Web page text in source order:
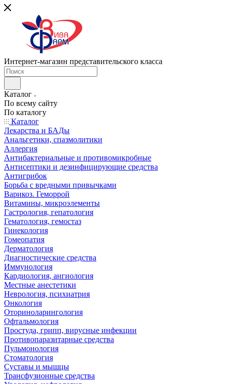
Интернет-магазин представительского класса
Каталог
По всему сайту
По каталогу
Каталог
Лекарства и БАДы
Анальгетики, спазмолитики
Аллергия
Антибактериальные и противомикробные
Антисептики и дезинфицирующие средства
Антигрибок
Борьба с вредными привычками
Варикоз. Геморрой
Витамины, микроэлементы
Гастрология, гепатология
Гематология, гемостаз
Гинекология
Гомеопатия
Дерматология
Диагностические средства
Иммунология
Кардиология, ангиология
Местные анестетики
Неврология, психиатрия
Онкология
Оториноларингология
Офтальмология
Простуда, грипп, вирусные инфекции
Противопаразитарные средства
Пульмонология
Стоматология
Суставы и мышцы
Трансфузионные средства